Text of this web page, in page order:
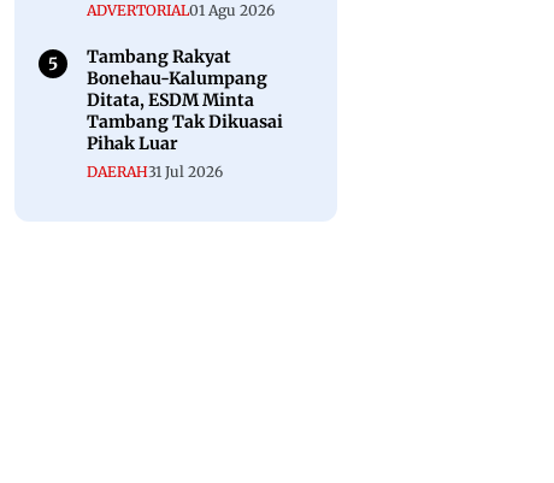
ADVERTORIAL01 Agu 2026
Tambang Rakyat
Bonehau-Kalumpang
Ditata, ESDM Minta
Tambang Tak Dikuasai
Pihak Luar
DAERAH31 Jul 2026